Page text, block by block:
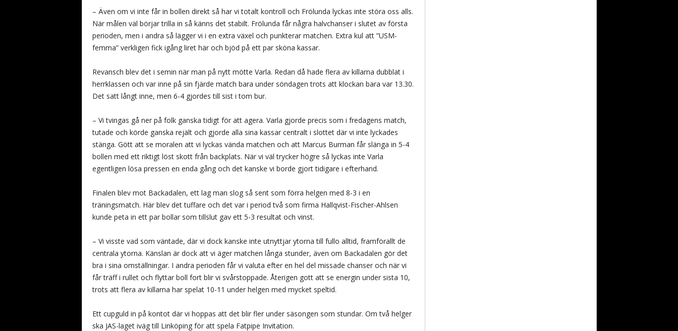
– Även om vi inte får in bollen direkt så har vi totalt kontroll och Frölunda lyckas inte störa oss alls.
När målen väl börjar trilla in så känns det stabilt. Frölunda får några halvchanser i slutet av första
perioden, men i andra så lägger vi i en extra växel och punkterar matchen. Extra kul att ”USM-
femma” verkligen fick igång liret här och bjöd på ett par sköna kassar.
Revansch blev det i semin när man på nytt mötte Varla. Redan då hade flera av killarna dubblat i
herrklassen och var inne på sin fjärde match bara under söndagen trots att klockan bara var 13.30.
Det satt långt inne, men 6-4 gjordes till sist i tom bur.
– Vi tvingas gå ner på folk ganska tidigt för att agera. Varla gjorde precis som i fredagens match,
tutade och körde ganska rejält och gjorde alla sina kassar centralt i slottet där vi inte lyckades
stänga. Gött att se moralen att vi lyckas vända matchen och att Marcus Burman får slänga in 5-4
bollen med ett riktigt löst skott från backplats. När vi väl trycker högre så lyckas inte Varla
egentligen lösa pressen en enda gång och det kanske vi borde gjort tidigare i efterhand.
Finalen blev mot Backadalen, ett lag man slog så sent som förra helgen med 8-3 i en
träningsmatch. Här blev det tuffare och det var i period två som firma Hallqvist-Fischer-Ahlsen
kunde peta in ett par bollar som tillslut gav ett 5-3 resultat och vinst.
– Vi visste vad som väntade, där vi dock kanske inte utnyttjar ytorna till fullo alltid, framförallt de
centrala ytorna. Känslan är dock att vi äger matchen långa stunder, även om Backadalen gör det
bra i sina omställningar. I andra perioden får vi valuta efter en hel del missade chanser och när vi
får träff i rullet och flyttar boll fort blir vi svårstoppade. Återigen gott att se energin under sista 10,
trots att flera av killarna har spelat 10-11 under helgen med mycket speltid.
Ett cupguld in på kontot där vi hoppas att det blir fler under säsongen som stundar. Om två helger
ska JAS-laget iväg till Linköping för att spela Fatpipe Invitation.